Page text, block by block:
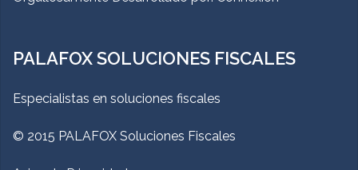
PALAFOX SOLUCIONES FISCALES
Especialistas en soluciones fiscales
© 2015 PALAFOX Soluciones Fiscales